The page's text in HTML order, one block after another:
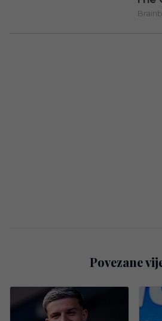
Povezane